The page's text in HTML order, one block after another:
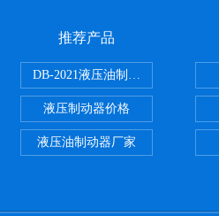
推荐产品
DB-2021液压油制动器
液压制动器价格
液压油制动器厂家